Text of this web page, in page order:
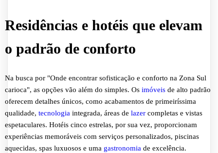
Residências e hotéis que elevam
o padrão de conforto
Na busca por "Onde encontrar sofisticação e conforto na Zona Sul
carioca", as opções vão além do simples. Os imóveis de alto padrão
oferecem detalhes únicos, como acabamentos de primeiríssima
qualidade, tecnologia integrada, áreas de lazer completas e vistas
espetaculares. Hotéis cinco estrelas, por sua vez, proporcionam
experiências memoráveis com serviços personalizados, piscinas
aquecidas, spas luxuosos e uma gastronomia de excelência.